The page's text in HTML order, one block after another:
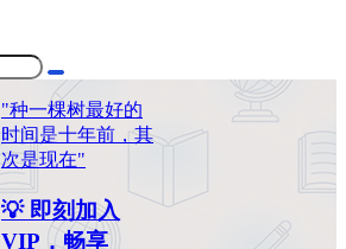
"种一棵树最好的
时间是十年前，其
次是现在"
💡 即刻加入
VIP，畅享